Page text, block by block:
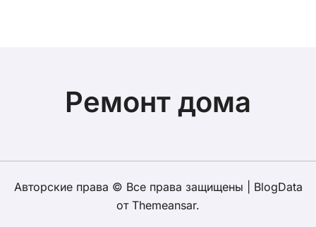
Ремонт дома
Авторские права © Все права защищены
BlogData
от Themeansar.